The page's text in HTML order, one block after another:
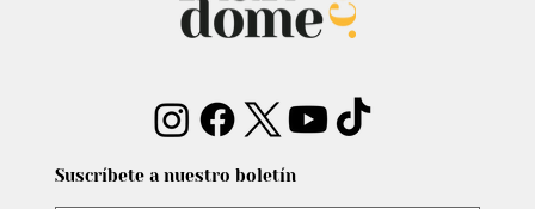
Suscríbete a nuestro boletín